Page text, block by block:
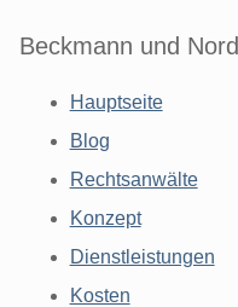
Beckmann und
Hauptseite
Blog
Rechtsanwälte
Konzept
Dienstleistungen
Kosten